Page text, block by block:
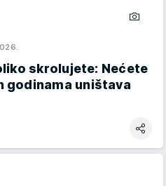
skrolujete: Nećete
godinama uništava